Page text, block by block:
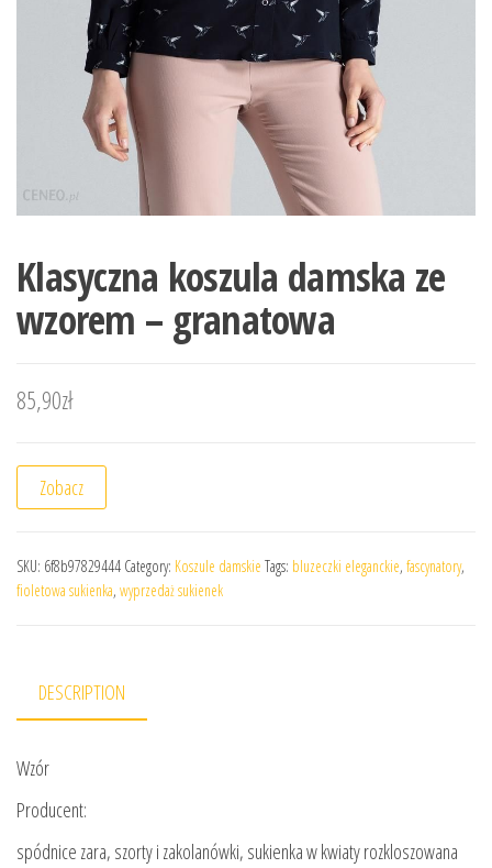
Klasyczna koszula damska ze
wzorem – granatowa
85,90zł
Zobacz
SKU: 6f8b97829444 Category: Koszule damskie Tags: bluzeczki eleganckie, fascynatory,
fioletowa sukienka, wyprzedaż sukienek
DESCRIPTION
Wzór
Producent:
spódnice zara, szorty i zakolanówki, sukienka w kwiaty rozkloszowana